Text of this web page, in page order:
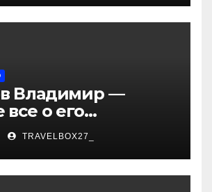
участников
Владимир —
все о его
возрасте и
TRAVELBOX27_